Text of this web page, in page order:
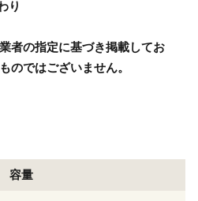
り
者の指定に基づき掲載してお
のではございません。
容量